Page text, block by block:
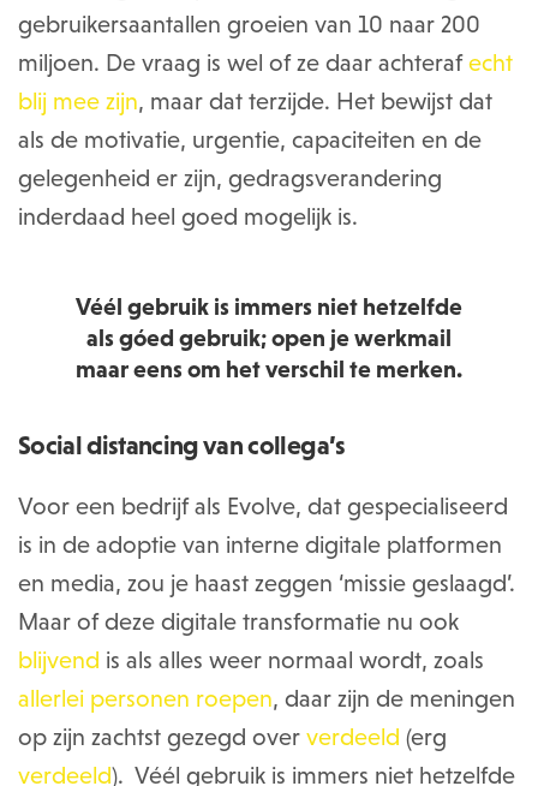
gebruikersaantallen groeien van 10 naar 200
miljoen. De vraag is wel of ze daar achterafecht
blij mee zijn, maar dat terzijde. Het bewijst dat
als de motivatie, urgentie, capaciteiten en de
gelegenheid er zijn, gedragsverandering
inderdaad heel goed mogelijk is.
Véél gebruik is immers niet hetzelfde
als góed gebruik; open je werkmail
maar eens om het verschil te merken.
Social distancing van collega’s
Voor een bedrijf als Evolve, dat gespecialiseerd
is in de adoptie van interne digitale platformen
en media, zou je haast zeggen ‘missie geslaagd’.
Maar of deze digitale transformatie nu ook
blijvend is als alles weer normaal wordt, zoals
allerlei personen roepen, daar zijn de meningen
op zijn zachtst gezegd oververdeeld (erg
verdeeld). Véél gebruik is immers niet hetzelfde